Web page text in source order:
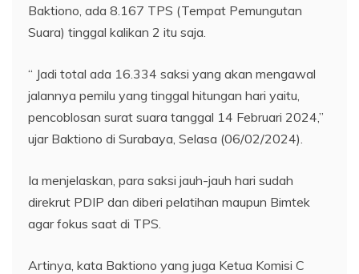
Baktiono, ada 8.167 TPS (Tempat Pemungutan
Suara) tinggal kalikan 2 itu saja.
“ Jadi total ada 16.334 saksi yang akan mengawal
jalannya pemilu yang tinggal hitungan hari yaitu,
pencoblosan surat suara tanggal 14 Februari 2024,”
ujar Baktiono di Surabaya, Selasa (06/02/2024).
Ia menjelaskan, para saksi jauh-jauh hari sudah
direkrut PDIP dan diberi pelatihan maupun Bimtek
agar fokus saat di TPS.
Artinya, kata Baktiono yang juga Ketua Komisi C